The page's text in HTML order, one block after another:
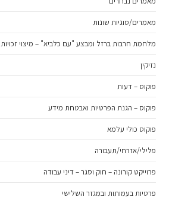
מאמרים/סוגיות שונות
מלחמת חרבות ברזל ומבצע "עם כלביא" – מיצוי זכויות
נזיקין
פוקוס – דעות
פוקוס – הגנת הפרטיות ואבטחת מידע
פוקוס כולי עלמא
פלילי/אזרחי/תעבורה
פרוייקט קורונה – חוק וסגר – דיני עבודה
פרטיות בעמותות ובמגזר השלישי